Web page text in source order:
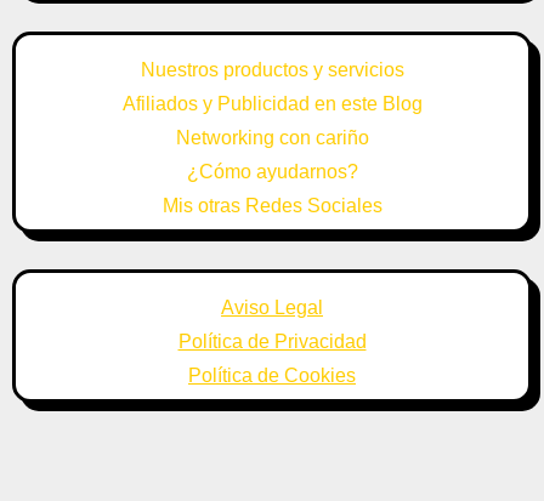
Nuestros productos y servicios
Afiliados y Publicidad en este Blog
Networking con cariño
¿Cómo ayudarnos?
Mis otras Redes Sociales
Aviso Legal
Política de Privacidad
Política de Cookies